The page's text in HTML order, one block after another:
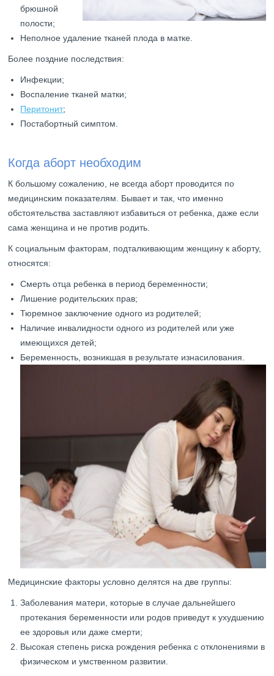
брюшной
полости;
Неполное удаление тканей плода в матке.
Более поздние последствия:
Инфекции;
Воспаление тканей матки;
Перитонит;
Постабортный симптом.
Когда аборт необходим
К большому сожалению, не всегда аборт проводится по
медицинским показателям. Бывает и так, что именно
обстоятельства заставляют избавиться от ребенка, даже если
сама женщина и не против родить.
К социальным факторам, подталкивающим женщину к аборту,
относятся:
Смерть отца ребенка в период беременности;
Лишение родительских прав;
Тюремное заключение одного из родителей;
Наличие инвалидности одного из родителей или уже
имеющихся детей;
Беременность, возникшая в результате изнасилования.
Медицинские факторы условно делятся на две группы:
Заболевания матери, которые в случае дальнейшего
протекания беременности или родов приведут к ухудшению
ее здоровья или даже смерти;
Высокая степень риска рождения ребенка с отклонениями в
физическом и умственном развитии.